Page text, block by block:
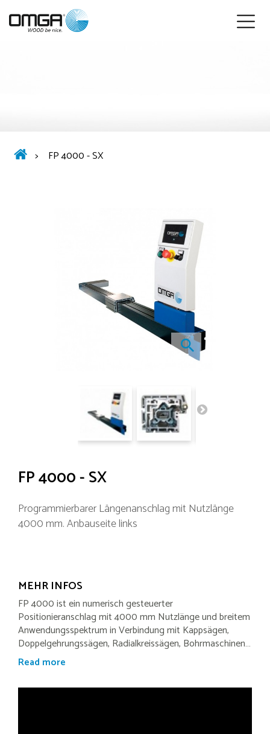
> FP 4000 - SX
FP 4000 - SX
Programmierbarer Längenanschlag mit Nutzlänge
4000 mm. Anbauseite links
MEHR INFOS
FP 4000 ist ein numerisch gesteuerter
Positionieranschlag mit 4000 mm Nutzlänge und breitem
Anwendungsspektrum in Verbindung mit Kappsägen,
Doppelgehrungssägen, Radialkreissägen, Bohrmaschinen…
Read more